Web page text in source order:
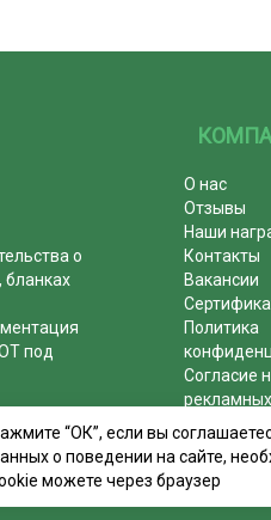
о
под
О нас
Отзывы
Наши
Контакты
Вакансии
Политика
Согласие
Почему
“ОК”, если вы
о поведении на сайте,
можете через браузер